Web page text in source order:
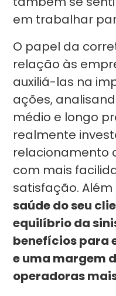
em trabalhar
O papel da
relação às
auxiliá-las na
ações,
médio e longo
realmente
relacionamento
com mais
satisfação. Além
saúde do seu
equilíbrio da
benefícios para
e uma margem
operadoras